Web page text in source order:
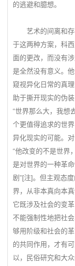
的逃避和臆想。
艺术的间离和存
于这两种方案，科
面的更改，而没有
是全然没有意义。
窥视异化日常的真
助于撕开现实的伪
“世界那么大，我想
个更值得追求的世
异化现实的可能。
“他改变的不是世界
是对世界的一种革
剧”[注]。但主观态
界，从非本真向本
它既涉及社会的变
不能强制性地把社
够用阶级和社会的
的共同作用，才有
以，民俗研究和大